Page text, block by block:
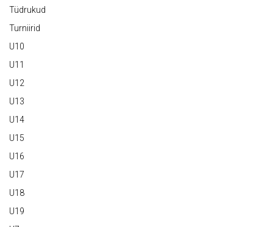
Tüdrukud
Turniirid
U10
U11
U12
U13
U14
U15
U16
U17
U18
U19